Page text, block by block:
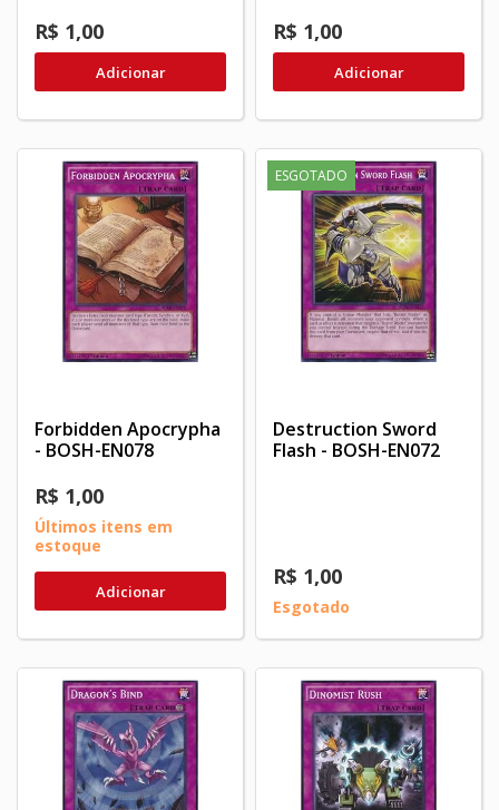
R$ 1,00
Adicionar
R$ 1,00
Adicionar
Forbidden Apocrypha
- BOSH-EN078
R$ 1,00
Últimos itens em
estoque
Adicionar
ESGOTADO
Destruction Sword
Flash - BOSH-EN072
R$ 1,00
Esgotado